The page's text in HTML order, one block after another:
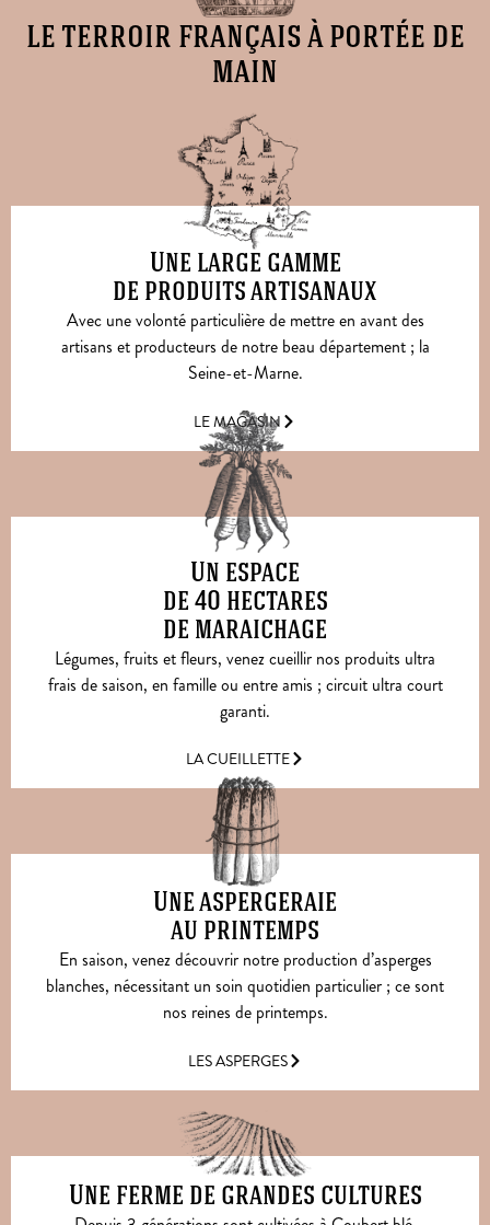
le terroir français à portée de
main
Une large gamme
de produits artisanaux
Avec une volonté particulière de mettre en avant des
artisans et producteurs de notre beau département ; la
Seine-et-Marne.
LE MAGASIN
Un espace
de 40 hectares
de maraichage
Légumes, fruits et fleurs, venez cueillir nos produits ultra
frais de saison, en famille ou entre amis ; circuit ultra court
garanti.
LA CUEILLETTE
Une aspergeraie
au printemps
En saison, venez découvrir notre production d’asperges
blanches, nécessitant un soin quotidien particulier ; ce sont
nos reines de printemps.
LES ASPERGES
Une ferme de grandes cultures